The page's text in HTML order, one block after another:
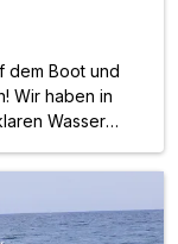
dem Boot und
Wir haben in
Wasser
flexibel, wir
bleiben wollten.